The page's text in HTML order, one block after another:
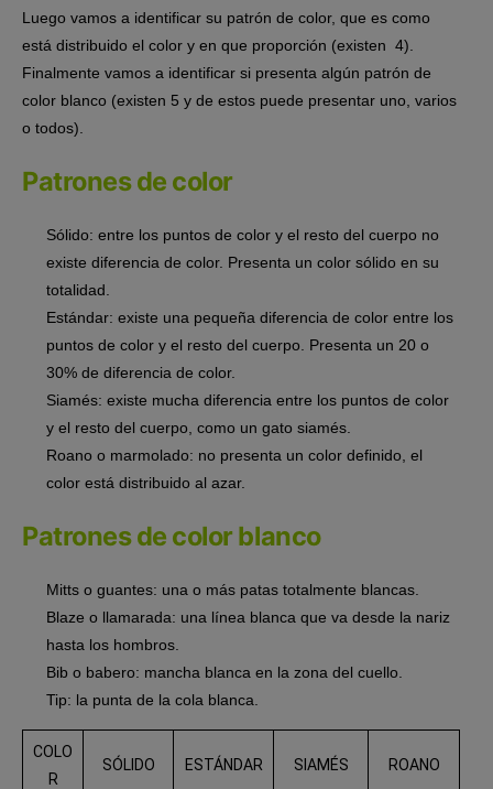
Luego vamos a identificar su patrón de color, que es como
está distribuido el color y en que proporción (existen 4).
Finalmente vamos a identificar si presenta algún patrón de
color blanco (existen 5 y de estos puede presentar uno, varios
o todos).
Patrones de color
Sólido: entre los puntos de color y el resto del cuerpo no
existe diferencia de color. Presenta un color sólido en su
totalidad.
Estándar: existe una pequeña diferencia de color entre los
puntos de color y el resto del cuerpo. Presenta un 20 o
30% de diferencia de color.
Siamés: existe mucha diferencia entre los puntos de color
y el resto del cuerpo, como un gato siamés.
Roano o marmolado: no presenta un color definido, el
color está distribuido al azar.
Patrones de color blanco
Mitts o guantes: una o más patas totalmente blancas.
Blaze o llamarada: una línea blanca que va desde la nariz
hasta los hombros.
Bib o babero: mancha blanca en la zona del cuello.
Tip: la punta de la cola blanca.
COLO
R
SÓLIDO ESTÁNDAR SIAMÉS ROANO